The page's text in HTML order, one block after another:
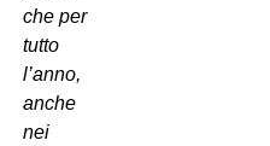
che per
tutto
l’anno,
anche
nei